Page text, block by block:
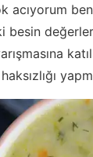
acıyorum
besin